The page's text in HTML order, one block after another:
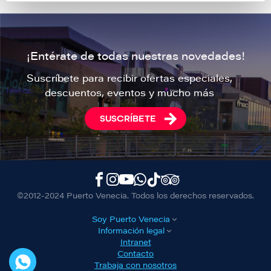
¡Entérate de todas nuestras novedades!
Suscríbete para recibir ofertas especiales,
descuentos, eventos y mucho más
SUSCRÍBETE
©2012-2024 Puerto Venecia. Todos los derechos reservados.
Soy Puerto Venecia
Información legal
Intranet
Contacto
Trabaja con nosotros